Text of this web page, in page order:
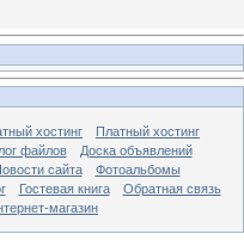
хостинг
Платный хостинг
файлов
Доска объявлений
сайта
Фотоальбомы
Гостевая книга
Обратная связь
магазин